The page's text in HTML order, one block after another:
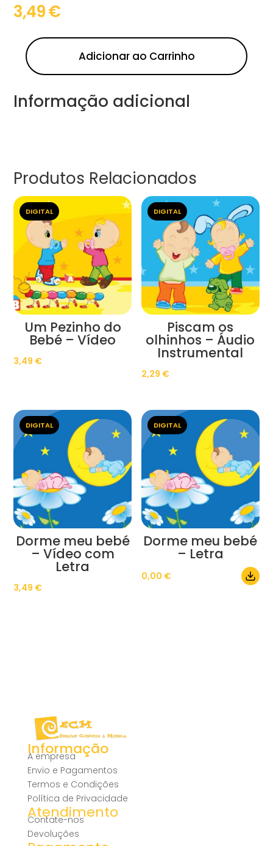
3,49€
Adicionar ao Carrinho
Informação adicional
Produtos Relacionados
DIGITAL
Um Pezinho do
Bebé – Vídeo
3,49 €
DIGITAL
Piscam os
olhinhos – Áudio
Instrumental
2,29 €
DIGITAL
Dorme meu bebé
– Vídeo com
Letra
3,49 €
DIGITAL
Dorme meu bebé
– Letra
0,00 €
Informação
A empresa
Envio e Pagamentos
Termos e Condições
Política de Privacidade
Atendimento
Contate-nos
Devoluções